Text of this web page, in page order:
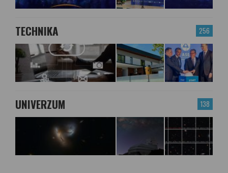
256
TECHNIKA
138
UNIVERZUM